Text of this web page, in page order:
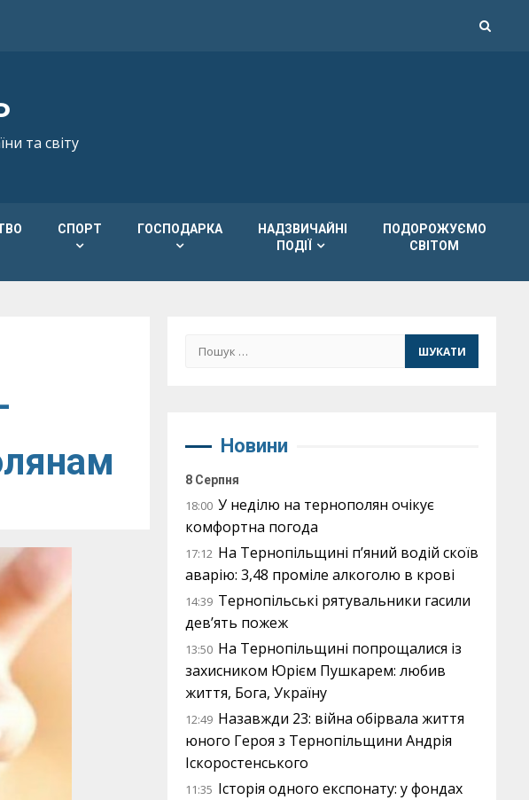
та світу
СПОРТ ГОСПОДАРКА
НАДЗВИЧАЙНІ
ПОДІЇ
ПОДОРОЖУЄМО
СВІТОМ
Пошук:
Новини
8 Серпня
18:00 У неділю на тернополян очікує
комфортна погода
17:12 На Тернопільщині п’яний водій скоїв
аварію: 3,48 проміле алкоголю в крові
14:39 Тернопільські рятувальники гасили
дев’ять пожеж
13:50 На Тернопільщині попрощалися із
захисником Юрієм Пушкарем: любив
життя, Бога, Україну
12:49 Назавжди 23: війна обірвала життя
юного Героя з Тернопільщини Андрія
Іскоростенського
11:35 Історія одного експонату: у фондах